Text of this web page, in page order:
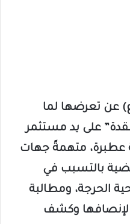
عن تعرضها لما
على يد مستثمر
عطبرة، متهمةً جهات
بالتسبب في
الحرجة، ومطالبة
لإنصافها وكشف